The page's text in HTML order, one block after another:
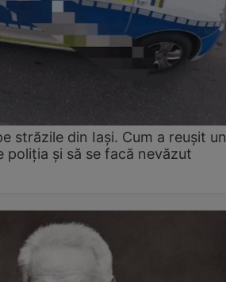
străzile din Iași. Cum a reușit un
poliția și să se facă nevăzut